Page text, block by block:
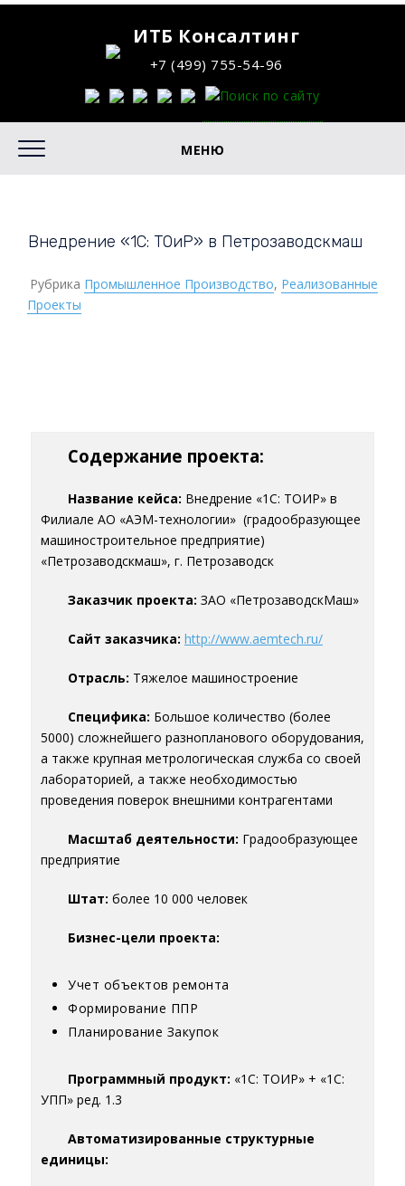
ИТБ Консалтинг
+7 (499) 755-54-96
МЕНЮ
Внедрение «1С: ТОиР» в Петрозаводскмаш
Рубрика Промышленное Производство, Реализованные
Проекты
Содержание проекта:
Название кейса: Внедрение «1С: ТОИР» в
Филиале АО «АЭМ-технологии» (градообразующее
машиностроительное предприятие)
«Петрозаводскмаш», г. Петрозаводск
Заказчик проекта: ЗАО «ПетрозаводскМаш»
Сайт заказчика: http://www.aemtech.ru/
Отрасль: Тяжелое машиностроение
Специфика: Большое количество (более
5000) сложнейшего разнопланового оборудования,
а также крупная метрологическая служба со своей
лабораторией, а также необходимостью
проведения поверок внешними контрагентами
Масштаб деятельности: Градообразующее
предприятие
Штат: более 10 000 человек
Бизнес-цели проекта:
Учет объектов ремонта
Формирование ППР
Планирование Закупок
Программный продукт: «1С: ТОИР» + «1С:
УПП» ред. 1.3
Автоматизированные структурные
единицы: